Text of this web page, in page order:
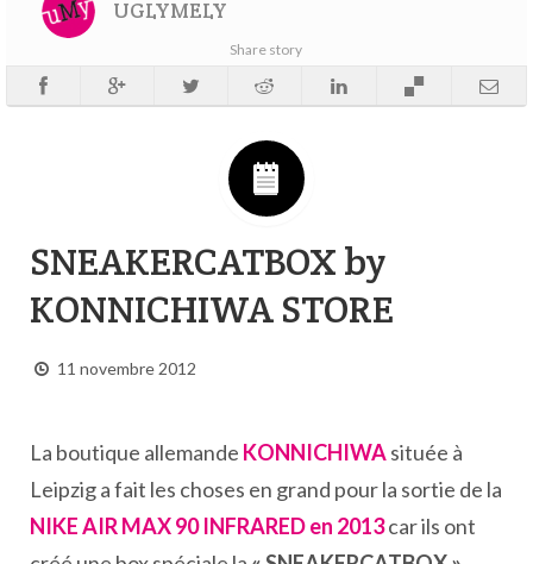
UGLYMELY
Share story
SNEAKERCATBOX by
KONNICHIWA STORE
11 novembre 2012
La boutique allemande KONNICHIWAsituée à
Leipzig a fait les choses en grand pour la sortie de la
NIKE AIR MAX 90 INFRARED en 2013car ils ont